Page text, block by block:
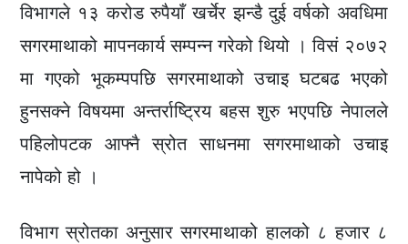
विभागले १३ करोड रुपैयाँ खर्चेर झन्डै दुई वर्षको अवधिमा
सगरमाथाको मापनकार्य सम्पन्न गरेको थियो । विसं २०७२
मा गएको भूकम्पपछि सगरमाथाको उचाइ घटबढ भएको
हुनसक्ने विषयमा अन्तर्राष्ट्रिय बहस शुरु भएपछि नेपालले
पहिलोपटक आफ्नै स्रोत साधनमा सगरमाथाको उचाइ
नापेको हो ।
विभाग स्रोतका अनुसार सगरमाथाको हालको ८ हजार ८